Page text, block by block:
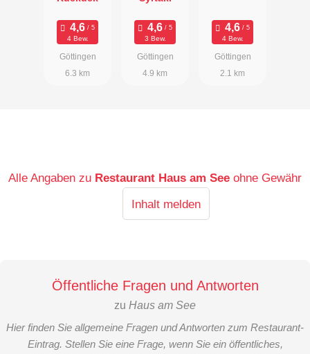
4 Bew.
Göttingen
6.3 km
3 Bew.
Göttingen
4.9 km
4 Bew.
Göttingen
2.1 km
Alle Angaben zu Restaurant Haus am See ohne Gewähr
Inhalt melden
Öffentliche Fragen und Antworten
zu Haus am See
Hier finden Sie allgemeine Fragen und Antworten zum Restaurant-
Eintrag. Stellen Sie eine Frage, wenn Sie ein öffentliches,